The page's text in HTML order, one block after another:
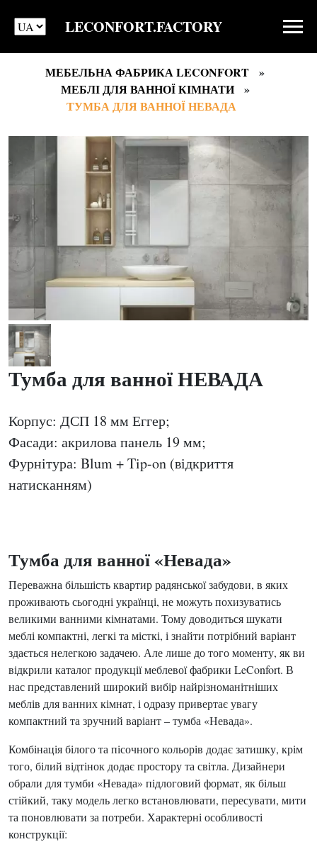
LECONFORT.FACTORY
МЕБЕЛЬНА ФАБРИКА LECONFORT
МЕБЛІ ДЛЯ ВАННОЇ КІМНАТИ
ТУМБА ДЛЯ ВАННОЇ НЕВАДА
Тумба для ванної НЕВАДА
Корпус: ДСП 18 мм Еггер;
Фасади: акрилова панель 19 мм;
Фурнітура: Blum + Tip-on (відкриття
натисканням)
Тумба для ванної «Невада»
Переважна більшість квартир радянської забудови, в яких
проживають сьогодні українці, не можуть похизуватись
великими ванними кімнатами. Тому доводиться шукати
меблі компактні, легкі та місткі, і знайти потрібний варіант
здається нелегкою задачею. Але лише до того моменту, як ви
відкрили каталог продукції меблевої фабрики LeConfort. В
нас представлений широкий вибір найрізноманітніших
меблів для ванних кімнат, і одразу привертає увагу
компактний та зручний варіант – тумба «Невада».
Комбінація білого та пісочного кольорів додає затишку, крім
того, білий відтінок додає простору та світла. Дизайнери
обрали для тумби «Невада» підлоговий формат, як більш
стійкий, таку модель легко встановлювати, пересувати, мити
та поновлювати за потреби. Характерні особливості
конструкції: